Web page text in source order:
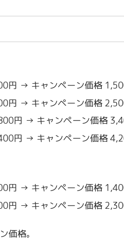
円 → キャンペーン価格
円 → キャンペーン価格
円 → キャンペーン価格
円 → キャンペーン価格
円 → キャンペーン価格
円 → キャンペーン価格
価格。